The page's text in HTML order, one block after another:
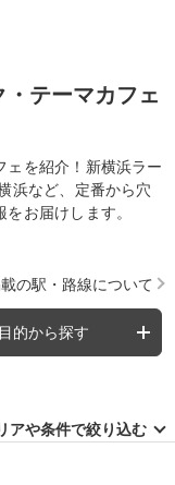
テーマカフェ
ェを紹介！新横浜ラー
浜など、定番から穴
お届けします。
の駅・路線について
目的から探す
アや条件で絞り込む